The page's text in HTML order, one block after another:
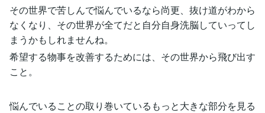
その世界で苦しんで悩んでいるなら尚更、抜け道がわから
なくなり、その世界が全てだと自分自身洗脳していってし
まうかもしれませんね。
希望する物事を改善するためには、その世界から飛び出す
こと。
悩んでいることの取り巻いているもっと大きな部分を見る